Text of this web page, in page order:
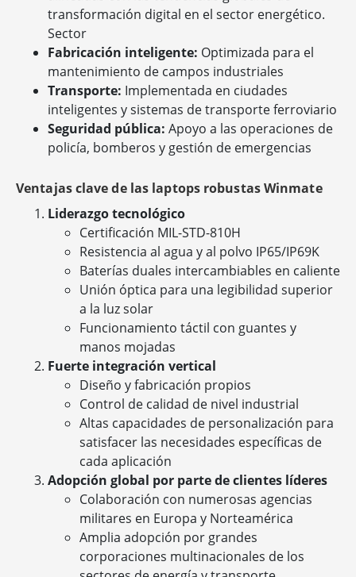
transformación digital en el sector energético.
Sector
Fabricación inteligente: Optimizada para el
mantenimiento de campos industriales
Transporte: Implementada en ciudades
inteligentes y sistemas de transporte ferroviario
Seguridad pública: Apoyo a las operaciones de
policía, bomberos y gestión de emergencias
Ventajas clave de las laptops robustas Winmate
Liderazgo tecnológico
Certificación MIL-STD-810H
Resistencia al agua y al polvo IP65/IP69K
Baterías duales intercambiables en caliente
Unión óptica para una legibilidad superior
a la luz solar
Funcionamiento táctil con guantes y
manos mojadas
Fuerte integración vertical
Diseño y fabricación propios
Control de calidad de nivel industrial
Altas capacidades de personalización para
satisfacer las necesidades específicas de
cada aplicación
Adopción global por parte de clientes líderes
Colaboración con numerosas agencias
militares en Europa y Norteamérica
Amplia adopción por grandes
corporaciones multinacionales de los